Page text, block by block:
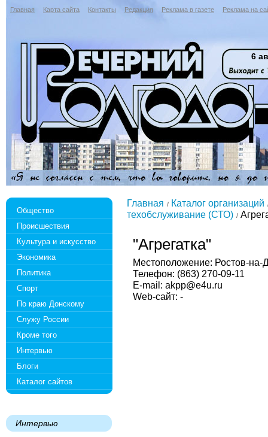
Главная Карта сайта Контакты Редакция Реклама в газете Реклама на
6
Общество
Происшествия
Культура и искусство
Экономика
Политика
Спорт
По краю Донскому
Служу России
Кроме того
Интервью
Блоги
Каталог сайтов
Интервью
Главная
Каталог организаций
техобслуживание (СТО)
"Агрегатка"
Местоположение: Ростов-на-
Телефон: (863) 270-09-11
E-mail: akpp@e4u.ru
Web-сайт: -